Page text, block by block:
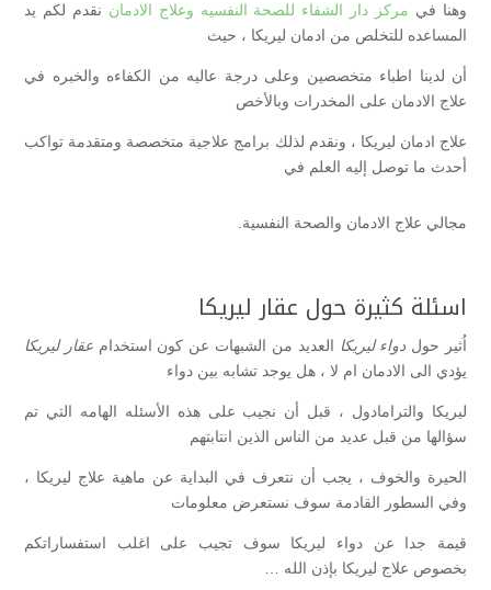
وهنا في مركز دار الشفاء للصحة النفسيه وعلاج الادمان نقدم لكم يد
المساعده للتخلص من ادمان ليريكا ، حيث
أن لدينا اطباء متخصصين وعلى درجة عاليه من الكفاءه والخبره في
علاج الادمان على المخدرات وبالأخص
علاج ادمان ليريكا ، ونقدم لذلك برامج علاجية متخصصة ومتقدمة تواكب
أحدث ما توصل إليه العلم في
مجالي علاج الادمان والصحة النفسية.
اسئلة كثيرة حول عقار ليريكا
اُثير حول دواء ليريكا العديد من الشبهات عن كون استخدامعقار ليريكا
يؤدي الى الادمان ام لا ، هل يوجد تشابه بين دواء
ليريكا والترامادول ، قبل أن نجيب على هذه الأسئله الهامه التي تم
سؤالها من قبل عديد من الناس الذين انتابتهم
الحيرة والخوف ، يجب أن نتعرف في البداية عن ماهية علاج ليريكا ،
وفي السطور القادمة سوف نستعرض معلومات
قيمة جدا عن دواء ليريكا سوف تجيب على اغلب استفساراتكم
بخصوص علاج ليريكا بإذن الله …